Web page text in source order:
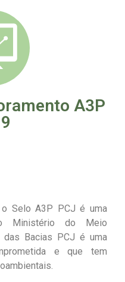
A3P
Selo A3P PCJ é uma
Ministério do Meio
Bacias PCJ é uma
e que tem